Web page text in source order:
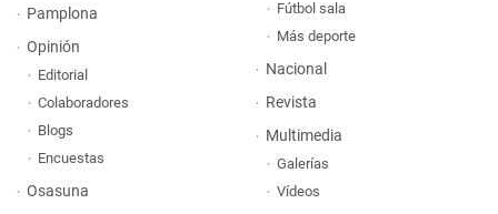
Pamplona
Opinión
Editorial
Colaboradores
Blogs
Encuestas
Osasuna
Fútbol sala
Más deporte
Nacional
Revista
Multimedia
Galerías
Vídeos